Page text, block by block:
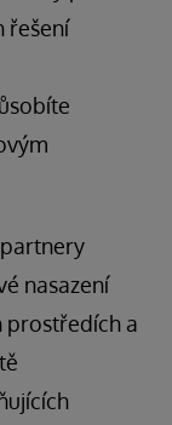
řešení
nasazení
prostředích a